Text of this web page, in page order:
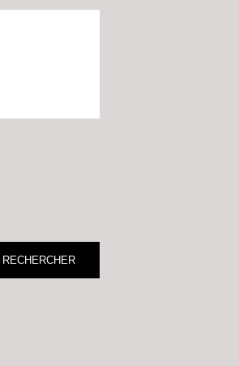
RECHERCHER